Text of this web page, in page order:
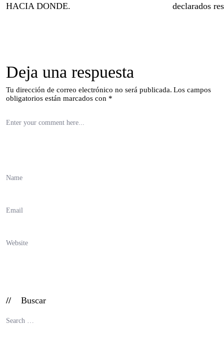
HACIA DONDE. declarados
Deja una respuesta
Tu dirección de correo electrónico no será publicada. Los campos
obligatorios están marcados con *
Buscar